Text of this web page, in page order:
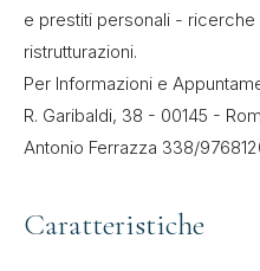
e prestiti personali -
ristrutturazioni.
Per Informazioni e
R. Garibaldi, 38 - 00145 -
Antonio Ferrazza 338/
Caratteristiche